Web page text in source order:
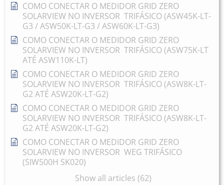
COMO CONECTAR O MEDIDOR GRID ZERO
SOLARVIEW NO INVERSOR TRIFÁSICO (ASW45K-LT-
G3 / ASW50K-LT-G3 / ASW60K-LT-G3)
COMO CONECTAR O MEDIDOR GRID ZERO
SOLARVIEW NO INVERSOR TRIFÁSICO (ASW75K-LT
ATÉ ASW110K-LT)
COMO CONECTAR O MEDIDOR GRID ZERO
SOLARVIEW NO INVERSOR TRIFÁSICO (ASW8K-LT-
G2 ATÉ ASW20K-LT-G2)
COMO CONECTAR O MEDIDOR GRID ZERO
SOLARVIEW NO INVERSOR TRIFÁSICO (ASW8K-LT-
G2 ATÉ ASW20K-LT-G2)
COMO CONECTAR O MEDIDOR GRID ZERO
SOLARVIEW NO INVERSOR WEG TRIFÁSICO
(SIW500H SK020)
Show all articles (62)